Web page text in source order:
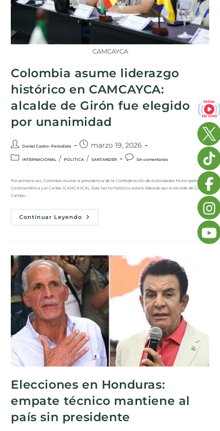
CAMCAYCA
Colombia asume liderazgo
histórico en CAMCAYCA:
alcalde de Girón fue elegido
por unanimidad
Daniel Castro- Periodista marzo 19, 2026
INTERNACIONAL / POLITICA / SANTANDER Sin comentarios
Por primera vez, Colombia asume la presidencia de la Confederación de Autoridades Municipales de
Centroamérica y el Caribe (CAMCAYCA). Este hecho histórico estará liderado por el alcalde de Girón,
Campo…
Continuar Leyendo
Elecciones en Honduras:
empate técnico mantiene al
país sin presidente